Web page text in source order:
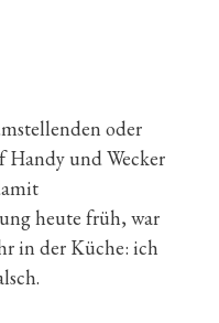
oder
und Wecker
heute früh, war
in der Küche: ich